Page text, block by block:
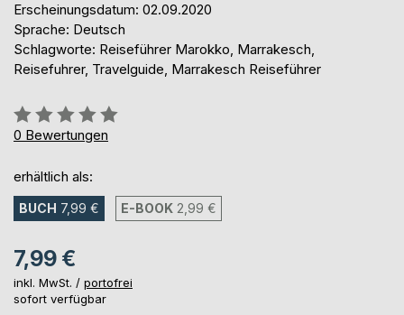
Erscheinungsdatum: 02.09.2020
Sprache: Deutsch
Schlagworte: Reiseführer Marokko, Marrakesch,
Reisefuhrer, Travelguide, Marrakesch Reiseführer
Bewertung::
0%
0 Bewertungen
erhältlich als:
BUCH 7,99 € E-BOOK 2,99 €
7,99 €
inkl. MwSt. / portofrei
sofort verfügbar